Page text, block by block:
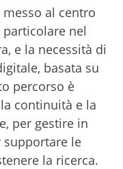
messo al centro
particolare nel
e la necessità di
basata su
percorso è
continuità e la
per gestire in
supportare le
la ricerca.